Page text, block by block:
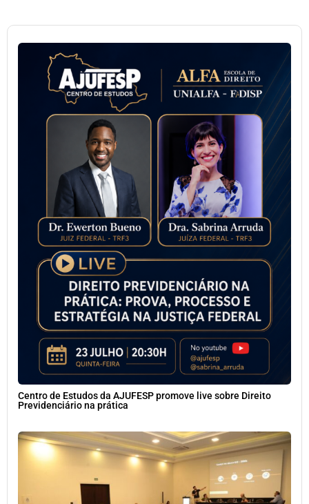
Centro de Estudos da AJUFESP promove live sobre Direito
Previdenciário na prática